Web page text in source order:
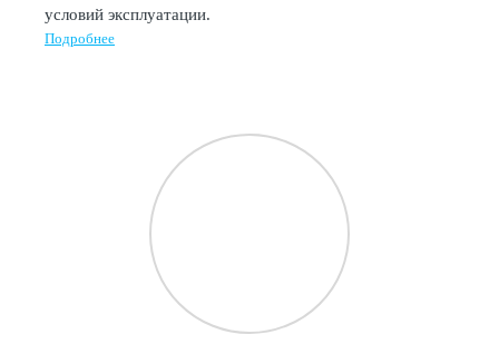
условий эксплуатации.
Подробнее